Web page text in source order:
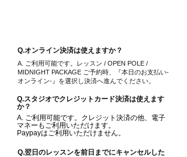
Q.​オンライン決済は使えますか？
A. ご利用可能です。レッスン / OPEN POLE /
MIDNIGHT PACKAGE ご予約時、『本日のお支払い-
オンライン-』を選択し決済へ進んでください。
Q.​スタジオでクレジットカード決済は使えます
か？
A. ご利用可能です。クレジット決済の他、電子
マネーもご利用いただけます。
Paypayはご利用いただけません。
Q.翌日のレッスンを前日までにキャンセルした